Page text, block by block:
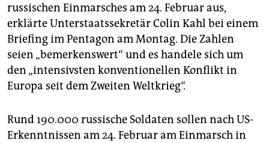
russischen Einmarsches am 24. Februar aus,
erklärte Unterstaatssekretär Colin Kahl bei einem
Briefing im Pentagon am Montag. Die Zahlen
seien „bemerkenswert“ und es handele sich um
den „intensivsten konventionellen Konflikt in
Europa seit dem Zweiten Weltkrieg“.
Rund 190.000 russische Soldaten sollen nach US-
Erkenntnissen am 24. Februar am Einmarsch in